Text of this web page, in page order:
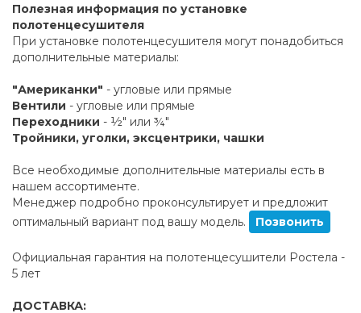
Полезная информация по установке
полотенцесушителя
При установке полотенцесушителя могут понадобиться
дополнительные материалы:
"Американки" - угловые или прямые
Вентили - угловые или прямые
Переходники - ½" или ¾"
Тройники, уголки, эксцентрики, чашки
Все необходимые дополнительные материалы есть в
нашем ассортименте.
Менеджер подробно проконсультирует и предложит
оптимальный вариант под вашу модель.
Позвонить
Официальная гарантия на полотенцесушители Ростела -
5 лет
ДОСТАВКА: